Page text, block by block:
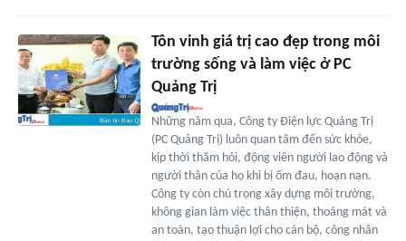
Tôn vinh giá trị cao đẹp trong môi
trường sống và làm việc ở PC
Quảng Trị
Những năm qua, Công ty Điện lực Quảng Trị
(PC Quảng Trị) luôn quan tâm đến sức khỏe,
kịp thời thăm hỏi, động viên người lao động và
người thân của họ khi bị ốm đau, hoạn nạn.
Công ty còn chú trọng xây dựng môi trường,
không gian làm việc thân thiện, thoáng mát và
an toàn, tạo thuận lợi cho cán bộ, công nhân